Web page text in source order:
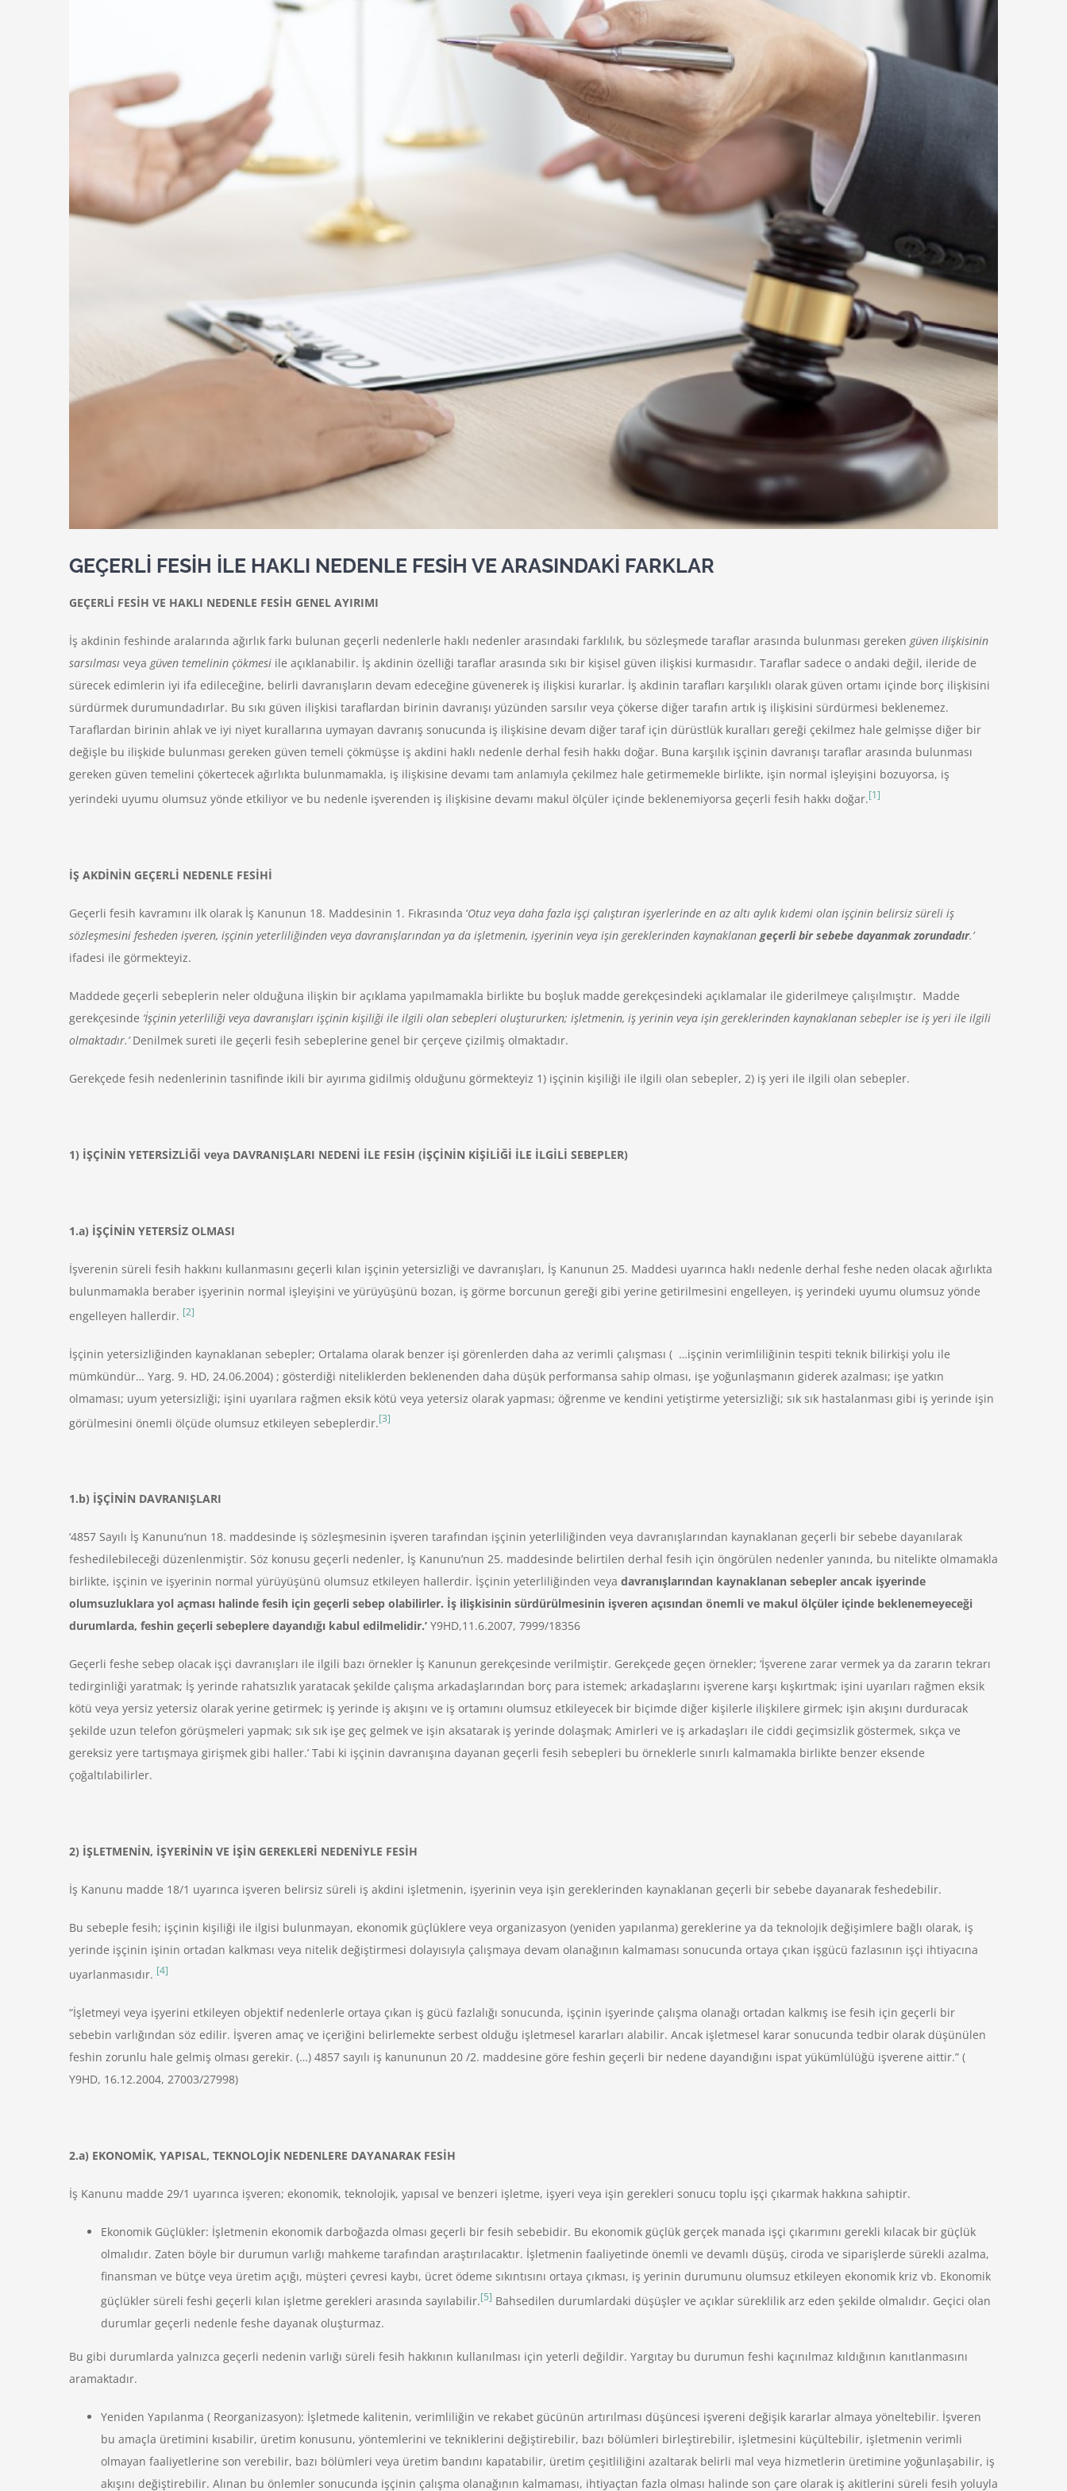
GEÇERLİ FESİH İLE HAKLI NEDENLE FESİH VE ARASINDAKİ FARKLAR
GEÇERLİ FESİH VE HAKLI NEDENLE FESİH GENEL AYIRIMI
İş akdinin feshinde aralarında ağırlık farkı bulunan geçerli nedenlerle haklı nedenler arasındaki farklılık, bu sözleşmede taraflar arasında bulunması gereken güven ilişkisinin
sarsılması veya güven temelinin çökmesi ile açıklanabilir. İş akdinin özelliği taraflar arasında sıkı bir kişisel güven ilişkisi kurmasıdır. Taraflar sadece o andaki değil, ileride de
sürecek edimlerin iyi ifa edileceğine, belirli davranışların devam edeceğine güvenerek iş ilişkisi kurarlar. İş akdinin tarafları karşılıklı olarak güven ortamı içinde borç ilişkisini
sürdürmek durumundadırlar. Bu sıkı güven ilişkisi taraflardan birinin davranışı yüzünden sarsılır veya çökerse diğer tarafın artık iş ilişkisini sürdürmesi beklenemez.
Taraflardan birinin ahlak ve iyi niyet kurallarına uymayan davranış sonucunda iş ilişkisine devam diğer taraf için dürüstlük kuralları gereği çekilmez hale gelmişse diğer bir
değişle bu ilişkide bulunması gereken güven temeli çökmüşse iş akdini haklı nedenle derhal fesih hakkı doğar. Buna karşılık işçinin davranışı taraflar arasında bulunması
gereken güven temelini çökertecek ağırlıkta bulunmamakla, iş ilişkisine devamı tam anlamıyla çekilmez hale getirmemekle birlikte, işin normal işleyişini bozuyorsa, iş
yerindeki uyumu olumsuz yönde etkiliyor ve bu nedenle işverenden iş ilişkisine devamı makul ölçüler içinde beklenemiyorsa geçerli fesih hakkı doğar.[1]
İŞ AKDİNİN GEÇERLİ NEDENLE FESİHİ
Geçerli fesih kavramını ilk olarak İş Kanunun 18. Maddesinin 1. Fıkrasında ‘Otuz veya daha fazla işçi çalıştıran işyerlerinde en az altı aylık kıdemi olan işçinin belirsiz süreli iş
sözleşmesini fesheden işveren, işçinin yeterliliğinden veya davranışlarından ya da işletmenin, işyerinin veya işin gereklerinden kaynaklanan geçerli bir sebebe dayanmak zorundadır.’
ifadesi ile görmekteyiz.
Maddede geçerli sebeplerin neler olduğuna ilişkin bir açıklama yapılmamakla birlikte bu boşluk madde gerekçesindeki açıklamalar ile giderilmeye çalışılmıştır. Madde
gerekçesinde ‘İşçinin yeterliliği veya davranışları işçinin kişiliği ile ilgili olan sebepleri oluştururken; işletmenin, iş yerinin veya işin gereklerinden kaynaklanan sebepler ise iş yeri ile ilgili
olmaktadır.’Denilmek sureti ile geçerli fesih sebeplerine genel bir çerçeve çizilmiş olmaktadır.
Gerekçede fesih nedenlerinin tasnifinde ikili bir ayırıma gidilmiş olduğunu görmekteyiz 1) işçinin kişiliği ile ilgili olan sebepler, 2) iş yeri ile ilgili olan sebepler.
1) İŞÇİNİN YETERSİZLİĞİ veya DAVRANIŞLARI NEDENİ İLE FESİH (İŞÇİNİN KİŞİLİĞİ İLE İLGİLİ SEBEPLER)
1.a) İŞÇİNİN YETERSİZ OLMASI
İşverenin süreli fesih hakkını kullanmasını geçerli kılan işçinin yetersizliği ve davranışları, İş Kanunun 25. Maddesi uyarınca haklı nedenle derhal feshe neden olacak ağırlıkta
bulunmamakla beraber işyerinin normal işleyişini ve yürüyüşünü bozan, iş görme borcunun gereği gibi yerine getirilmesini engelleyen, iş yerindeki uyumu olumsuz yönde
engelleyen hallerdir. [2]
İşçinin yetersizliğinden kaynaklanan sebepler; Ortalama olarak benzer işi görenlerden daha az verimli çalışması ( …işçinin verimliliğinin tespiti teknik bilirkişi yolu ile
mümkündür… Yarg. 9. HD, 24.06.2004) ; gösterdiği niteliklerden beklenenden daha düşük performansa sahip olması, işe yoğunlaşmanın giderek azalması; işe yatkın
olmaması; uyum yetersizliği; işini uyarılara rağmen eksik kötü veya yetersiz olarak yapması; öğrenme ve kendini yetiştirme yetersizliği; sık sık hastalanması gibi iş yerinde işin
görülmesini önemli ölçüde olumsuz etkileyen sebeplerdir.[3]
1.b) İŞÇİNİN DAVRANIŞLARI
‘4857 Sayılı İş Kanunu’nun 18. maddesinde iş sözleşmesinin işveren tarafından işçinin yeterliliğinden veya davranışlarından kaynaklanan geçerli bir sebebe dayanılarak
feshedilebileceği düzenlenmiştir. Söz konusu geçerli nedenler, İş Kanunu’nun 25. maddesinde belirtilen derhal fesih için öngörülen nedenler yanında, bu nitelikte olmamakla
birlikte, işçinin ve işyerinin normal yürüyüşünü olumsuz etkileyen hallerdir. İşçinin yeterliliğinden veya davranışlarından kaynaklanan sebepler ancak işyerinde
olumsuzluklara yol açması halinde fesih için geçerli sebep olabilirler. İş ilişkisinin sürdürülmesinin işveren açısından önemli ve makul ölçüler içinde beklenemeyeceği
durumlarda, feshin geçerli sebeplere dayandığı kabul edilmelidir.’ Y9HD,11.6.2007, 7999/18356
Geçerli feshe sebep olacak işçi davranışları ile ilgili bazı örnekler İş Kanunun gerekçesinde verilmiştir. Gerekçede geçen örnekler; ‘İşverene zarar vermek ya da zararın tekrarı
tedirginliği yaratmak; İş yerinde rahatsızlık yaratacak şekilde çalışma arkadaşlarından borç para istemek; arkadaşlarını işverene karşı kışkırtmak; işini uyarıları rağmen eksik
kötü veya yersiz yetersiz olarak yerine getirmek; iş yerinde iş akışını ve iş ortamını olumsuz etkileyecek bir biçimde diğer kişilerle ilişkilere girmek; işin akışını durduracak
şekilde uzun telefon görüşmeleri yapmak; sık sık işe geç gelmek ve işin aksatarak iş yerinde dolaşmak; Amirleri ve iş arkadaşları ile ciddi geçimsizlik göstermek, sıkça ve
gereksiz yere tartışmaya girişmek gibi haller.’ Tabi ki işçinin davranışına dayanan geçerli fesih sebepleri bu örneklerle sınırlı kalmamakla birlikte benzer eksende
çoğaltılabilirler.
2) İŞLETMENİN, İŞYERİNİN VE İŞİN GEREKLERİ NEDENİYLE FESİH
İş Kanunu madde 18/1 uyarınca işveren belirsiz süreli iş akdini işletmenin, işyerinin veya işin gereklerinden kaynaklanan geçerli bir sebebe dayanarak feshedebilir.
Bu sebeple fesih; işçinin kişiliği ile ilgisi bulunmayan, ekonomik güçlüklere veya organizasyon (yeniden yapılanma) gereklerine ya da teknolojik değişimlere bağlı olarak, iş
yerinde işçinin işinin ortadan kalkması veya nitelik değiştirmesi dolayısıyla çalışmaya devam olanağının kalmaması sonucunda ortaya çıkan işgücü fazlasının işçi ihtiyacına
uyarlanmasıdır. [4]
“İşletmeyi veya işyerini etkileyen objektif nedenlerle ortaya çıkan iş gücü fazlalığı sonucunda, işçinin işyerinde çalışma olanağı ortadan kalkmış ise fesih için geçerli bir
sebebin varlığından söz edilir. İşveren amaç ve içeriğini belirlemekte serbest olduğu işletmesel kararları alabilir. Ancak işletmesel karar sonucunda tedbir olarak düşünülen
feshin zorunlu hale gelmiş olması gerekir. (…) 4857 sayılı iş kanununun 20 /2. maddesine göre feshin geçerli bir nedene dayandığını ispat yükümlülüğü işverene aittir.” (
Y9HD, 16.12.2004, 27003/27998)
2.a) EKONOMİK, YAPISAL, TEKNOLOJİK NEDENLERE DAYANARAK FESİH
İş Kanunu madde 29/1 uyarınca işveren; ekonomik, teknolojik, yapısal ve benzeri işletme, işyeri veya işin gerekleri sonucu toplu işçi çıkarmak hakkına sahiptir.
Ekonomik Güçlükler: İşletmenin ekonomik darboğazda olması geçerli bir fesih sebebidir. Bu ekonomik güçlük gerçek manada işçi çıkarımını gerekli kılacak bir güçlük
olmalıdır. Zaten böyle bir durumun varlığı mahkeme tarafından araştırılacaktır. İşletmenin faaliyetinde önemli ve devamlı düşüş, ciroda ve siparişlerde sürekli azalma,
finansman ve bütçe veya üretim açığı, müşteri çevresi kaybı, ücret ödeme sıkıntısını ortaya çıkması, iş yerinin durumunu olumsuz etkileyen ekonomik kriz vb. Ekonomik
güçlükler süreli feshi geçerli kılan işletme gerekleri arasında sayılabilir.[5] Bahsedilen durumlardaki düşüşler ve açıklar süreklilik arz eden şekilde olmalıdır. Geçici olan
durumlar geçerli nedenle feshe dayanak oluşturmaz.
Bu gibi durumlarda yalnızca geçerli nedenin varlığı süreli fesih hakkının kullanılması için yeterli değildir. Yargıtay bu durumun feshi kaçınılmaz kıldığının kanıtlanmasını
aramaktadır.
Yeniden Yapılanma ( Reorganizasyon): İşletmede kalitenin, verimliliğin ve rekabet gücünün artırılması düşüncesi işvereni değişik kararlar almaya yöneltebilir. İşveren
bu amaçla üretimini kısabilir, üretim konusunu, yöntemlerini ve tekniklerini değiştirebilir, bazı bölümleri birleştirebilir, işletmesini küçültebilir, işletmenin verimli
olmayan faaliyetlerine son verebilir, bazı bölümleri veya üretim bandını kapatabilir, üretim çeşitliliğini azaltarak belirli mal veya hizmetlerin üretimine yoğunlaşabilir, iş
akışını değiştirebilir. Alınan bu önlemler sonucunda işçinin çalışma olanağının kalmaması, ihtiyaçtan fazla olması halinde son çare olarak iş akitlerini süreli fesih yoluyla